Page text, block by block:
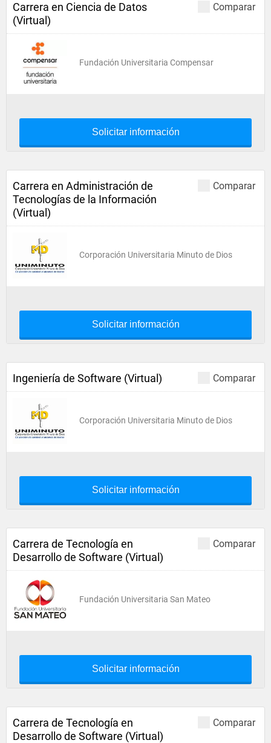
Comparar
Carrera en Ciencia de Datos
(Virtual)
Fundación Universitaria Compensar
Solicitar información
Comparar
Carrera en Administración de
Tecnologías de la Información
(Virtual)
Corporación Universitaria Minuto de Dios
Solicitar información
Comparar
Ingeniería de Software (Virtual)
Corporación Universitaria Minuto de Dios
Solicitar información
Comparar
Carrera de Tecnología en
Desarrollo de Software (Virtual)
Fundación Universitaria San Mateo
Solicitar información
Comparar
Carrera de Tecnología en
Desarrollo de Software (Virtual)